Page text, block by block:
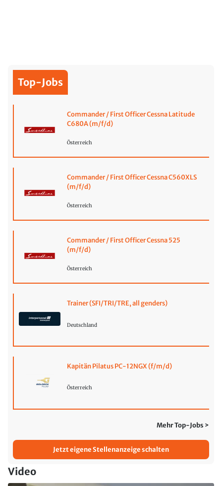
Top-Jobs
Commander / First Officer Cessna Latitude
C680A (m/f/d)
Österreich
Commander / First Officer Cessna C560XLS
(m/f/d)
Österreich
Commander / First Officer Cessna 525
(m/f/d)
Österreich
Trainer (SFI/TRI/TRE, all genders)
Deutschland
Kapitän Pilatus PC-12NGX (f/m/d)
Österreich
Mehr Top-Jobs >
Jetzt eigene Stellenanzeige schalten
Video